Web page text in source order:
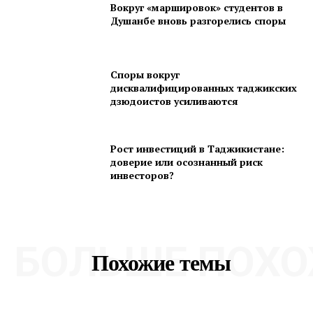
Вокруг «маршировок» студентов в
Душанбе вновь разгорелись споры
Споры вокруг
дисквалифицированных таджикских
дзюдоистов усиливаются
Рост инвестиций в Таджикистане:
доверие или осознанный риск
инвесторов?
Похожие темы
БОЛЬШЕ